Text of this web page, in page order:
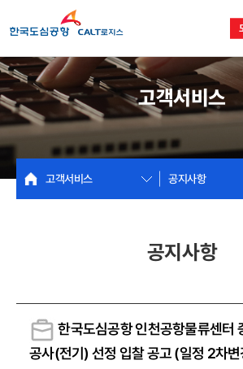
고객서비스
고객서비스 공지사항
공지사항
한국도심공항 인천공항물류센터
공사(전기) 선정 입찰 공고 (일정 2차